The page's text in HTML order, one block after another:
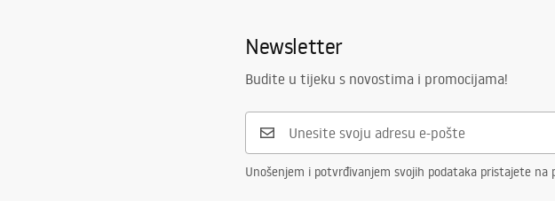
Newsletter
Budite u tijeku s novostima i promocijama!
Unošenjem i potvrđivanjem svojih podataka pristajete